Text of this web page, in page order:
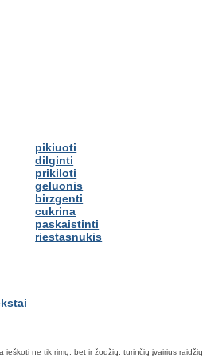
pikiuoti
dilginti
prikiloti
geluonis
birzgenti
cukrina
paskaistinti
riestasnukis
ne tik rimų, bet ir žodžių, turinčių įvairius raidžių